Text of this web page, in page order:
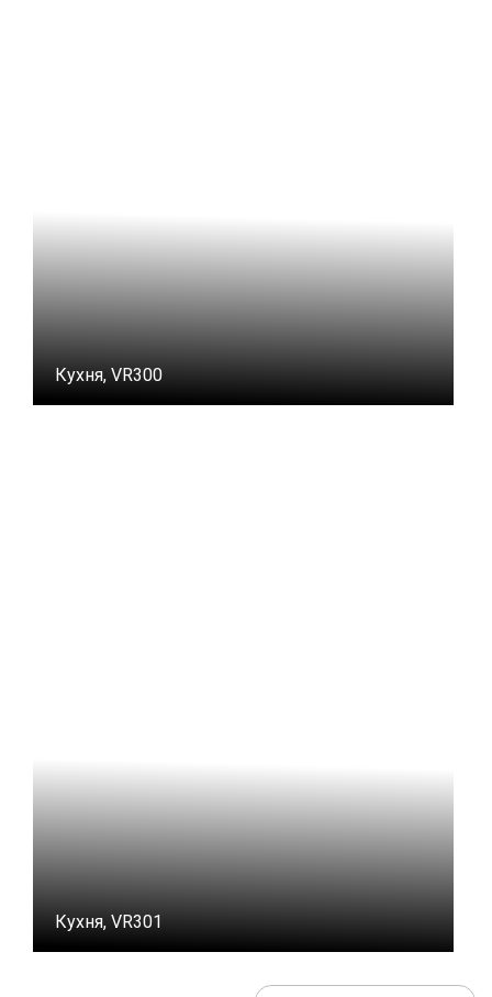
Кухня, VR300
Кухня, VR301